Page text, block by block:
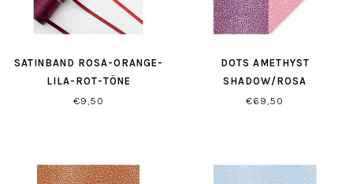
SATINBAND ROSA-ORANGE-
LILA-ROT-TÖNE
€9,50
DOTS AMETHYST
SHADOW/ROSA
GESCHENKPAPIER
€69,50